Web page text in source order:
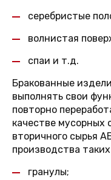
серебристые
волнистая
спаи и т.д.
Бракованные
выполнять свои
повторно
качестве мусорных
вторичного сырья
производства
гранулы;